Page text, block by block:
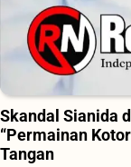
Skandal Sianida
“Permainan
Tangan